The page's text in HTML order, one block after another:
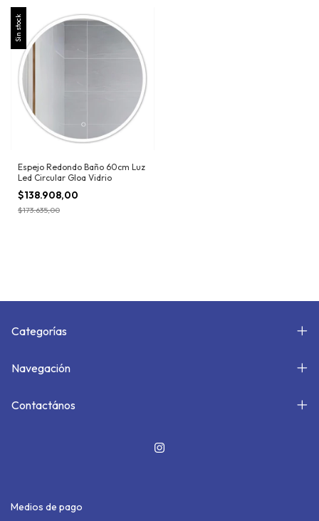
Sin stock
Espejo Redondo Baño 60cm Luz
Led Circular Gloa Vidrio
$138.908,00
$173.635,00
Categorías
Navegación
Contactános
Medios de pago